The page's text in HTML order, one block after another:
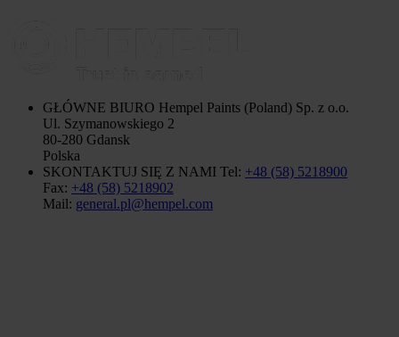
GŁÓWNE BIURO Hempel Paints (Poland) Sp. z o.o.
Ul. Szymanowskiego 2
80-280 Gdansk
Polska
SKONTAKTUJ SIĘ Z NAMI Tel: +48 (58) 5218900
Fax: +48 (58) 5218902
Mail: general.pl@hempel.com